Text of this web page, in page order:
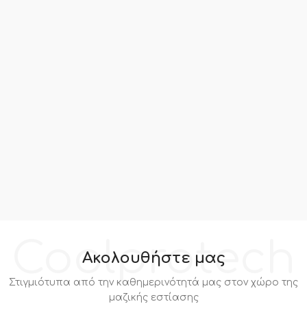
Coolprotech
Ακολουθήστε μας
Στιγμιότυπα από την καθημερινότητά μας στον χώρο της
μαζικής εστίασης